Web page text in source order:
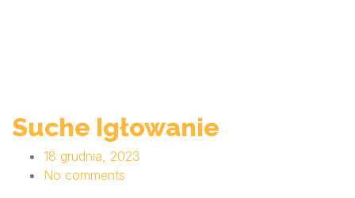
Suche Igłowanie
18 grudnia, 2023
No comments